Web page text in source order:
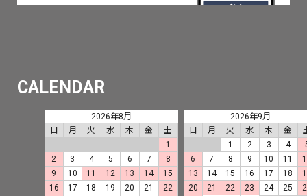
CALENDAR
2026年8月
日
月 火 水 木 金
土
1
2
3 4 5 6 7
8
9
10 11 12 13 14
15
16
17 18 19 20 21
22
2026年9月
日
月 火 水 木 金
1
2 3 4
6
7 8 9 10 11
13
14 15 16 17 18
20
21 22 23 24 25